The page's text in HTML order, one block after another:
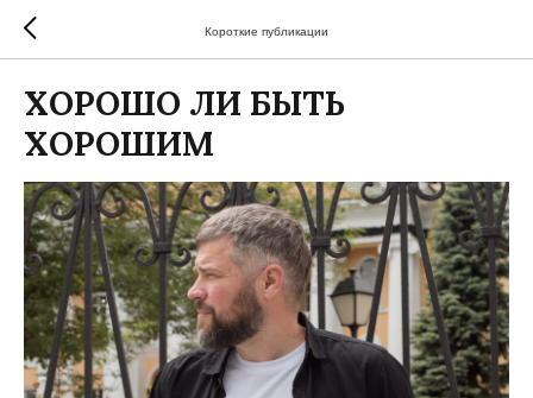
Короткие публикации
ХОРОШО ЛИ БЫТЬ
ХОРОШИМ